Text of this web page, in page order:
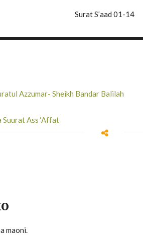
Surat S’aad 01-14
Azzumar- Sheikh Bandar Balilah
Suurat Ass ‘Affat
maoni.